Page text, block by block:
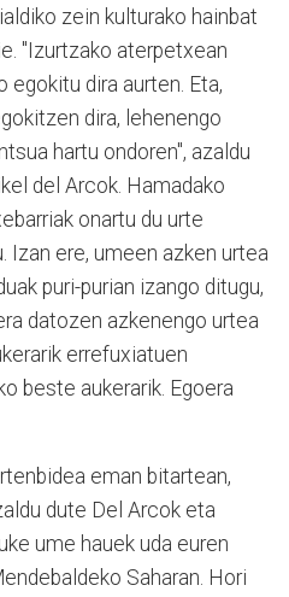
zein kulturako hainbat
"Izurtzako aterpetxean
egokitu dira aurten. Eta,
dira, lehenengo
hartu ondoren", azaldu
del Arcok. Hamadako
onartu du urte
Izan ere, umeen azken urtea
puri-purian izango ditugu,
datozen azkenengo urtea
errefuxiatuen
beste aukerarik. Egoera
eman bitartean,
dute Del Arcok eta
ume hauek uda euren
Saharan. Hori